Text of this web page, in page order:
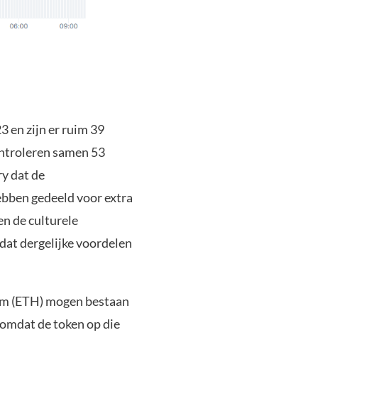
en zijn er ruim 39
samen 53
dat de
gedeeld voor extra
de culturele
dergelijke voordelen
(ETH) mogen bestaan
de token op die